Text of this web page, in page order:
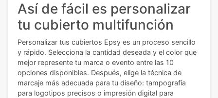
Así de fácil es personalizar
tu cubierto multifunción
Personalizar tus cubiertos Epsy es un proceso sencillo
y rápido. Selecciona la cantidad deseada y el color que
mejor represente tu marca o evento entre las 10
opciones disponibles. Después, elige la técnica de
marcaje más adecuada para tu diseño: tampografía
para logotipos precisos o impresión digital para